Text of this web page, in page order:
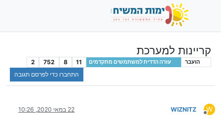
קריינות למערכת
הועבר עזרה הדדית למשתמשים מתקדמים 11
8
752
2
התחברו כדי לפרסם תגובה
W
מנותק
WIZNITZ 22 במאי 2020, 10:26